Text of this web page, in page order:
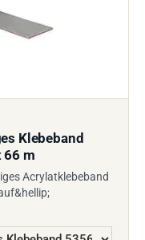
Klebeband
66 m
Acrylatklebeband